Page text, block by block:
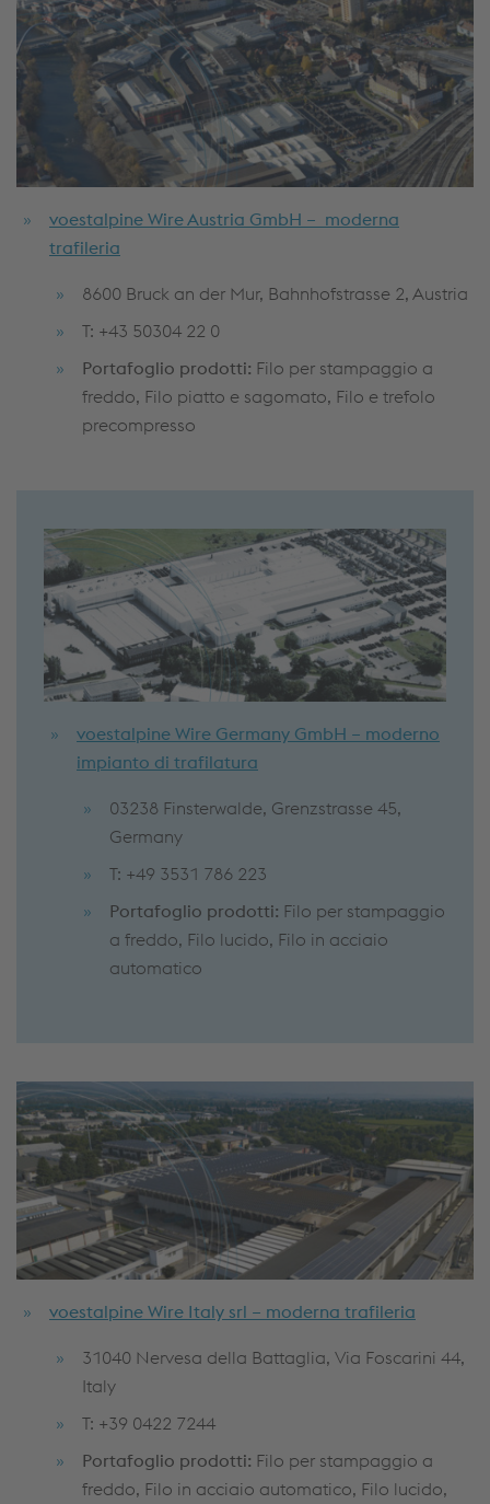
voestalpine Wire Austria GmbH – moderna
trafileria
8600 Bruck an der Mur, Bahnhofstrasse 2, Austria
T: +43 50304 22 0
Portafoglio prodotti: Filo per stampaggio a
freddo, Filo piatto e sagomato, Filo e trefolo
precompresso
voestalpine Wire Germany GmbH – moderno
impianto di trafilatura
03238 Finsterwalde, Grenzstrasse 45,
Germany
T: +49 3531 786 223
Portafoglio prodotti: Filo per stampaggio
a freddo, Filo lucido, Filo in acciaio
automatico
voestalpine Wire Italy srl – moderna trafileria
31040 Nervesa della Battaglia, Via Foscarini 44,
Italy
T: +39 0422 7244
Portafoglio prodotti: Filo per stampaggio a
freddo, Filo in acciaio automatico, Filo lucido,